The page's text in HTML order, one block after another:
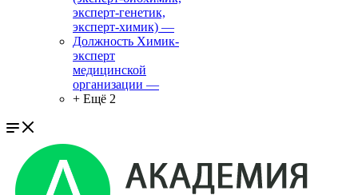
эксперт-генетик,
эксперт-химик) —
Должность Химик-
эксперт
медицинской
организации —
+ Ещё 2